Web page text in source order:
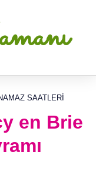
SAATLERI
en Brie